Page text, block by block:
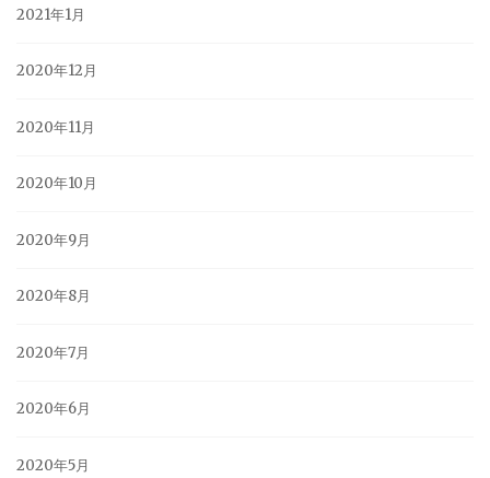
2021年1月
2020年12月
2020年11月
2020年10月
2020年9月
2020年8月
2020年7月
2020年6月
2020年5月